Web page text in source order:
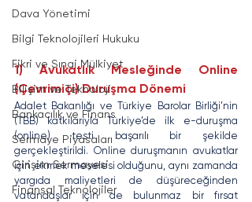
Dava Yönetimi
Bilgi Teknolojileri Hukuku
Fikri ve Sınai Mülkiyet
Bilişim ve Teknoloji
Bankacılık ve Finans
Sermaye Piyasaları
Girişim Sermayesi
Finansal Teknolojiler
1) Avukatlık Mesleğinde Online
(Çevrimiçi) Duruşma Dönemi
Adalet Bakanlığı ve Türkiye Barolar Birliği’nin
(TBB) katkılarıyla Türkiye’de ilk e-duruşma
(online) testi başarılı bir şekilde
gerçekleştirildi. Online duruşmanın avukatlar
için ekmek meselesi olduğunu, aynı zamanda
yargıda maliyetleri de düşüreceğinden
vatandaşlar için de bulunmaz bir fırsat